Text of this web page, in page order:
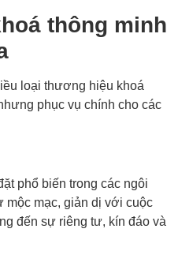
thông minh
loại thương hiệu khoá
phục vụ chính cho các
phổ biến trong các ngôi
mạc, giản dị với cuộc
đến sự riêng tư, kín đáo và